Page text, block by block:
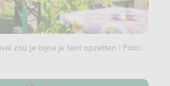
zou je bijna je tent opzetten | Foto: